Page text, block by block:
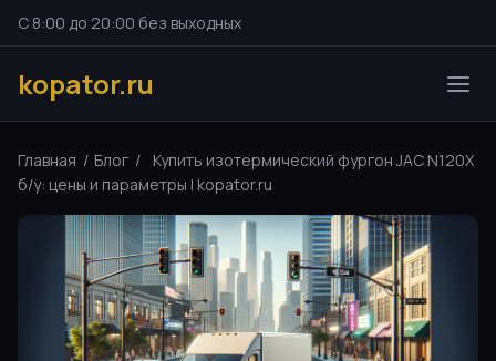
С 8:00 до 20:00 без выходных
kopator.ru
Главная / Блог /
Купить изотермический фургон JAC N120X
б/у: цены и параметры | kopator.ru